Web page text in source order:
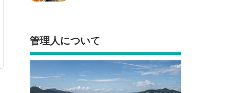
管理人について